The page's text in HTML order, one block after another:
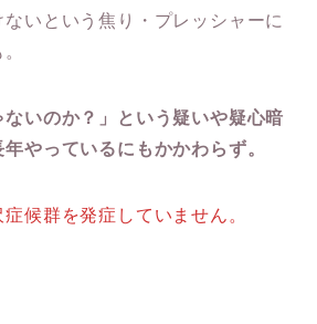
ないという焦り・プレッシャーに
ないのか？」という疑いや疑心暗
やっているにもかかわらず。
候群を発症していません。